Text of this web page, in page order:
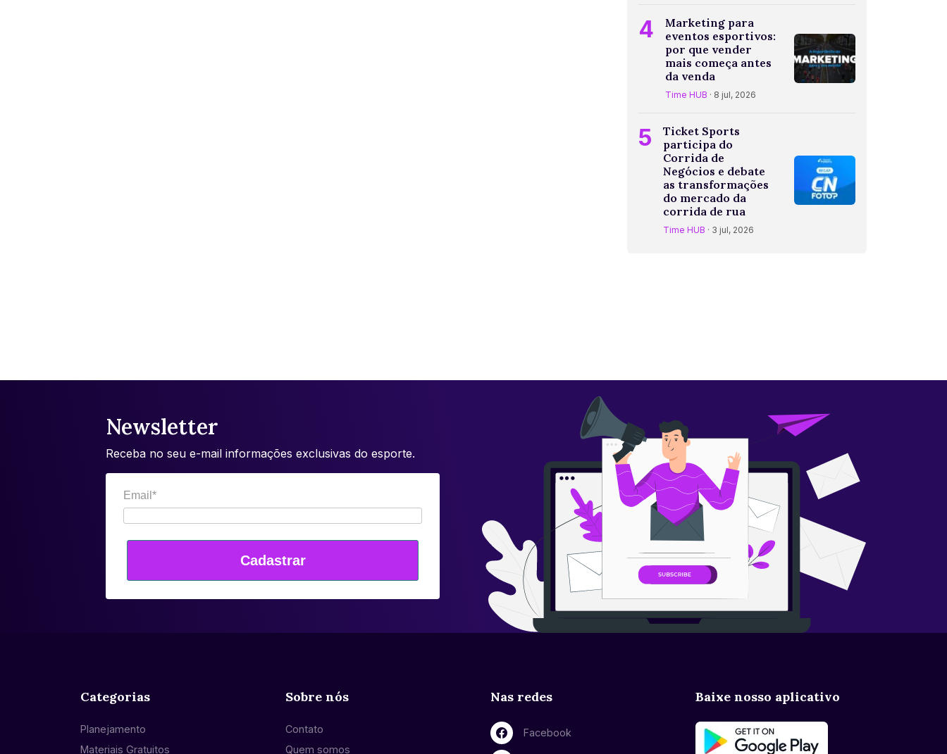
4
Marketing para
eventos esportivos:
por que vender
mais começa antes
da venda
Time HUB · 8 jul, 2026
5
Ticket Sports
participa do
Corrida de
Negócios e debate
as transformações
do mercado da
corrida de rua
Time HUB · 3 jul, 2026
Newsletter
Receba no seu e-mail informações exclusivas do esporte.
Email*
Cadastrar
Categorias
Planejamento
Materiais Gratuitos
Sobre nós
Contato
Quem somos
Nas redes
Facebook
Baixe nosso aplicativo